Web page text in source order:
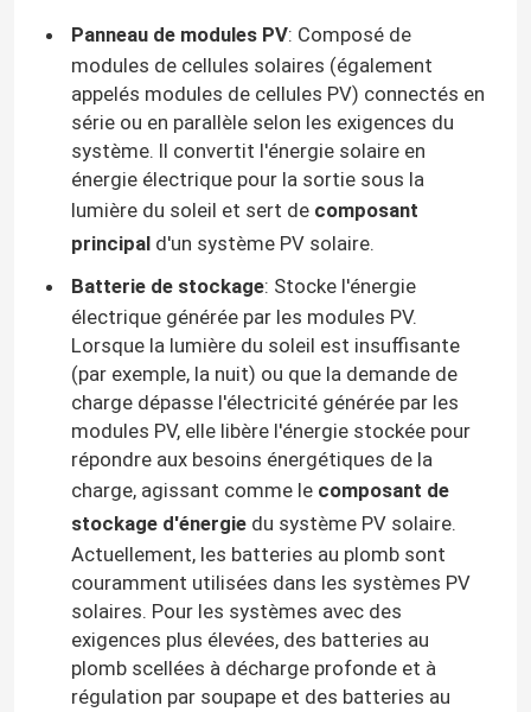
Panneau de modules PV: Composé de
modules de cellules solaires (également
appelés modules de cellules PV) connectés en
série ou en parallèle selon les exigences du
système. Il convertit l'énergie solaire en
énergie électrique pour la sortie sous la
lumière du soleil et sert de composant
principald'un système PV solaire.
Batterie de stockage: Stocke l'énergie
électrique générée par les modules PV.
Lorsque la lumière du soleil est insuffisante
(par exemple, la nuit) ou que la demande de
charge dépasse l'électricité générée par les
modules PV, elle libère l'énergie stockée pour
répondre aux besoins énergétiques de la
charge, agissant comme le composant de
stockage d'énergiedu système PV solaire.
Actuellement, les batteries au plomb sont
couramment utilisées dans les systèmes PV
solaires. Pour les systèmes avec des
exigences plus élevées, des batteries au
plomb scellées à décharge profonde et à
régulation par soupape et des batteries au